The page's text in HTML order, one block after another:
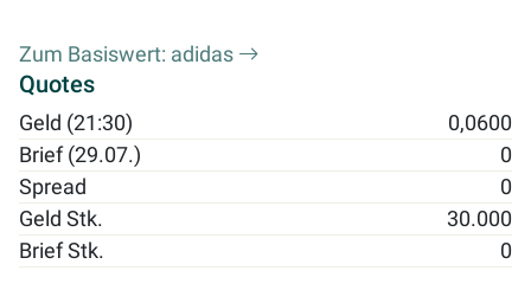
Zum Basiswert: adidas
Quotes
Geld (21:30)
0,0600
Brief (29.07.)
0
Spread
0
Geld Stk.
30.000
Brief Stk.
0